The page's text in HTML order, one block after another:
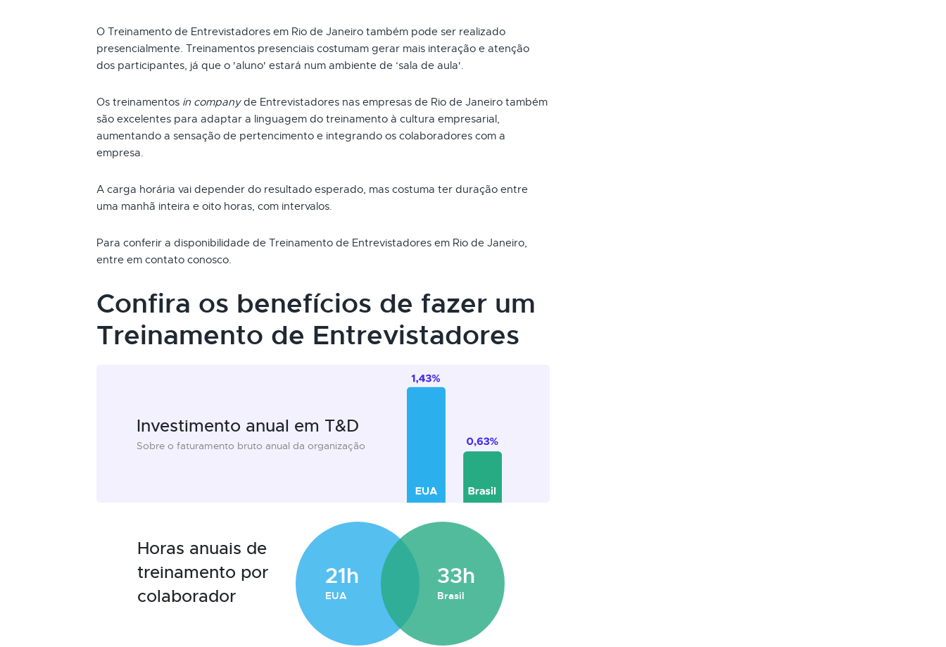
O Treinamento de Entrevistadores em Rio de Janeiro também pode ser realizado
presencialmente. Treinamentos presenciais costumam gerar mais interação e atenção
dos participantes, já que o 'aluno' estará num ambiente de ‘sala de aula'.
Os treinamentos in companyde Entrevistadores nas empresas de Rio de Janeiro também
são excelentes para adaptar a linguagem do treinamento à cultura empresarial,
aumentando a sensação de pertencimento e integrando os colaboradores com a
empresa.
A carga horária vai depender do resultado esperado, mas costuma ter duração entre
uma manhã inteira e oito horas, com intervalos.
Para conferir a disponibilidade de Treinamento de Entrevistadores em Rio de Janeiro,
entre em contato conosco.
Confira os benefícios de fazer um
Treinamento de Entrevistadores
Investimento anual em T&D
Sobre o faturamento bruto anual da organização
Horas anuais de
treinamento por
colaborador
21h
EUA
33h
Brasil